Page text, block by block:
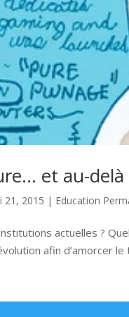
et au-delà
21, 2015 | Education
actuelles ?
afin d’amorcer